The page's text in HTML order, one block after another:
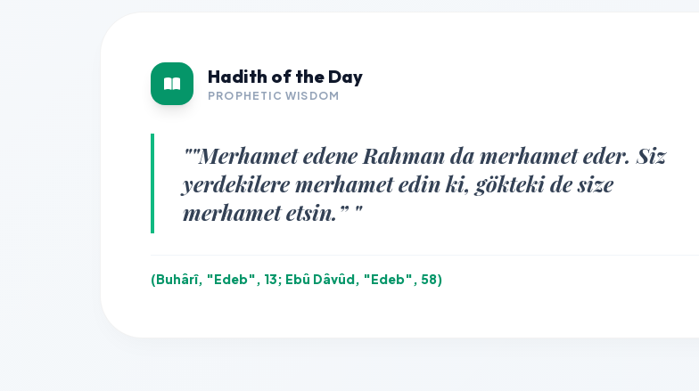
Hadith of the Day
PROPHETIC WISDOM
""Merhamet edene Rahman da merhamet eder. Siz
yerdekilere merhamet edin ki, gökteki de size
merhamet etsin.” "
(Buhârî, "Edeb", 13; Ebû Dâvûd, "Edeb", 58)